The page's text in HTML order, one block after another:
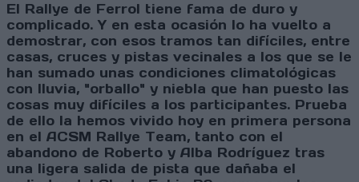
El Rallye de Ferrol tiene fama de duro y
complicado. Y en esta ocasión lo ha vuelto a
demostrar, con esos tramos tan difíciles, entre
casas, cruces y pistas vecinales a los que se le
han sumado unas condiciones climatológicas
con lluvia, "orballo" y niebla que han puesto las
cosas muy difíciles a los participantes. Prueba
de ello la hemos vivido hoy en primera persona
en el ACSM Rallye Team, tanto con el
abandono de Roberto y Alba Rodríguez tras
una ligera salida de pista que dañaba el